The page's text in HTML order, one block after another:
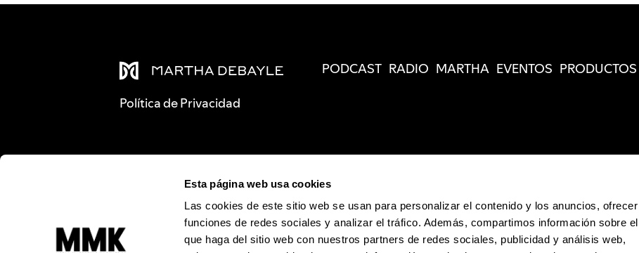
Esta página web usa cookies
Las cookies de este sitio web se usan para personalizar el contenido y los anuncios, ofrecer
funciones de redes sociales y analizar el tráfico. Además, compartimos información sobre
que haga del sitio web con nuestros partners de redes sociales, publicidad y análisis web,
Política de Privacidad
PODCAST RADIO MARTHA EVENTOS PRODUCTOS